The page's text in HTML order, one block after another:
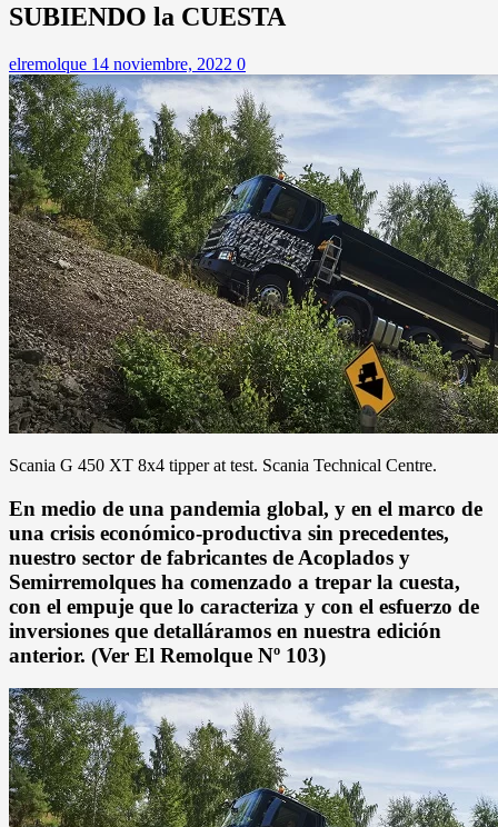
SUBIENDO la CUESTA
elremolque 14 noviembre, 2022 0
Scania G 450 XT 8x4 tipper at test. Scania Technical Centre.
En medio de una pandemia global, y en el marco de
una crisis económico-productiva sin precedentes,
nuestro sector de fabricantes de Acoplados y
Semirremolques ha comenzado a trepar la cuesta,
con el empuje que lo caracteriza y con el esfuerzo de
inversiones que detalláramos en nuestra edición
anterior. (Ver El Remolque Nº 103)